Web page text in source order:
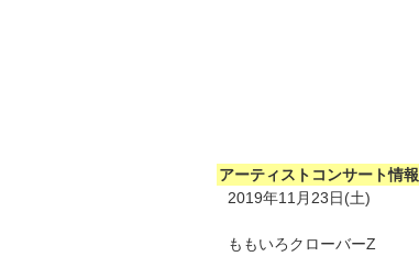
アーティストコンサート情報
2019年11月23日(土)
ももいろクローバーZ